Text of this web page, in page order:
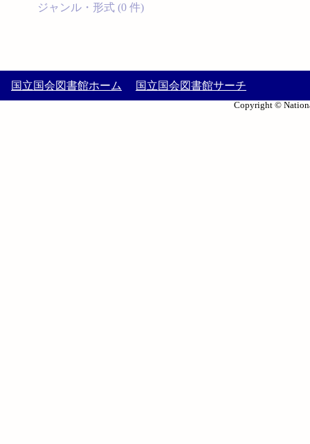
ジャンル・形式 (0 件)
国立国会図書館ホーム 国立国会図書館サーチ
Copyright ©